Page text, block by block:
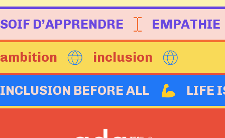
SOIF D’APPRENDRE EMPATHIE
ambition inclusion
INCLUSION BEFORE ALL LIFE